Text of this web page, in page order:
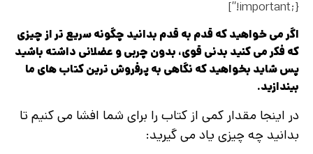
!important;}”]
اگر می خواهید که قدم به قدم بدانید چگونه سریع تر از چیزی
که فکر می کنید بدنی قوی، بدون چربی و عضلانی داشته باشید
پس شاید بخواهید که نگاهی به پرفروش‌ ترین کتاب‌ های ما
بیندازید.
در اینجا مقدار کمی از کتاب را برای شما افشا می‌ کنیم تا
بدانید چه چیزی یاد می گیرید: